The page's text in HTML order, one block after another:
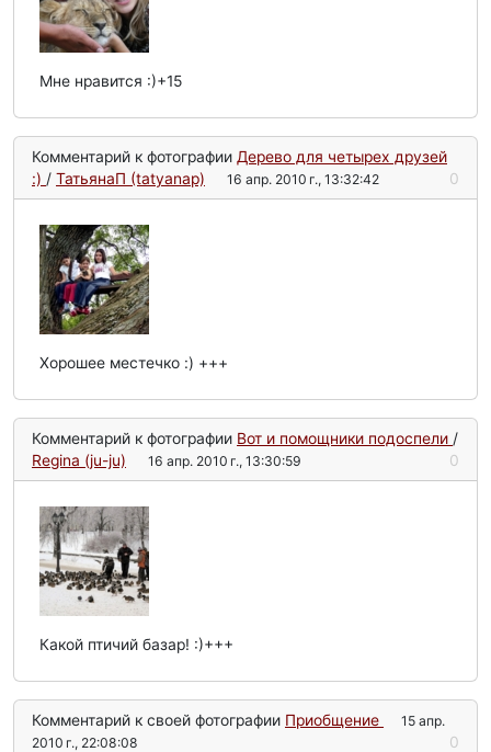
Мне нравится :)+15
Комментарий к фотографии Дерево для четырех друзей
:) / ТатьянаП (tatyanap) 16 апр. 2010 г., 13:32:42 0
Хорошее местечко :) +++
Комментарий к фотографии Вот и помощники подоспели /
Regina (ju-ju)
16 апр. 2010 г., 13:30:59 0
Какой птичий базар! :)+++
Комментарий к своей фотографии Приобщение
15 апр.
2010 г., 22:08:08
0